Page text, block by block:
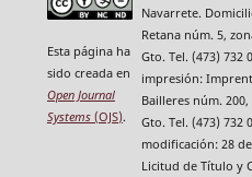
Esta página ha
sido creada en
Open Journal
Systems(OJS).
Navarrete.
Retana núm. 5,
Gto. Tel. (473) 732
impresión:
Bailleres núm. 200,
Gto. Tel. (473) 732
modificación: 28
Licitud de Título y